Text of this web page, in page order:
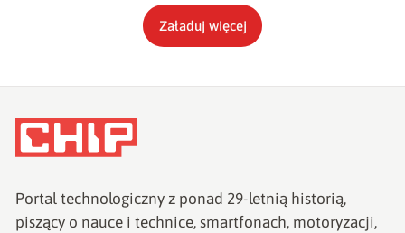
Załaduj więcej
Portal technologiczny z ponad 29-letnią historią,
piszący o nauce i technice, smartfonach, motoryzacji,